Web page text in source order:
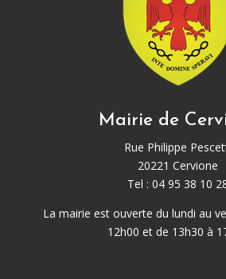
Mairie de
Rue Philippe
20221 Cervione
Tel : 04 95 38 10
La mairie est ouverte du lundi au
12h00 et de 13h30 à